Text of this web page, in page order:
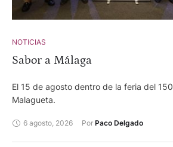
de Saltillo, Palha, Castillejo de Huebra,
Pallarés y Valldellán para Isaac Fonseca,
NOTICIAS
Sabor a Málaga
El 15 de agosto dentro de la feria del
Malagueta.
6 agosto, 2026 Por Paco Delgado